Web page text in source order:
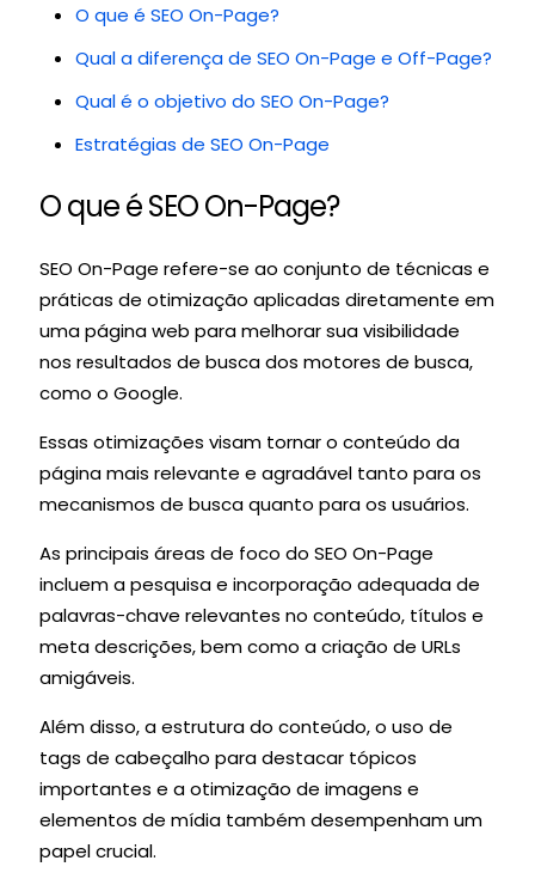
O que é SEO On-Page?
Qual a diferença de SEO On-Page e Off-Page?
Qual é o objetivo do SEO On-Page?
Estratégias de SEO On-Page
O que é SEO On-Page?
SEO On-Page refere-se ao conjunto de técnicas e
práticas de otimização aplicadas diretamente em
uma página web para melhorar sua visibilidade
nos resultados de busca dos motores de busca,
como o Google.
Essas otimizações visam tornar o conteúdo da
página mais relevante e agradável tanto para os
mecanismos de busca quanto para os usuários.
As principais áreas de foco do SEO On-Page
incluem a pesquisa e incorporação adequada de
palavras-chave relevantes no conteúdo, títulos e
meta descrições, bem como a criação de URLs
amigáveis.
Além disso, a estrutura do conteúdo, o uso de
tags de cabeçalho para destacar tópicos
importantes e a otimização de imagens e
elementos de mídia também desempenham um
papel crucial.